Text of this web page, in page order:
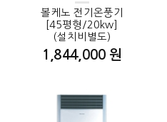
볼케노 전기온풍기
[45평형/20kw]
(설치비별도)
1,844,000 원